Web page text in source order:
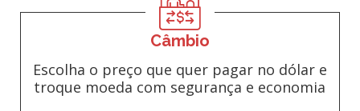
Câmbio
Escolha o preço que quer pagar no dólar e
troque moeda com segurança e economia